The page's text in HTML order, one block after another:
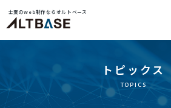
士業のWeb制作ならオルトベース
トピックス
topics